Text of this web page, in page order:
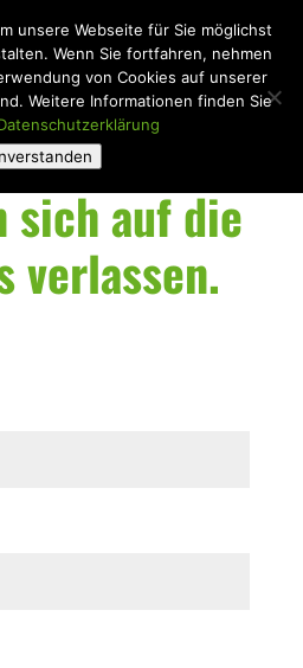
sich auf die
verlassen.
unsere Webseite für Sie möglichst
Wenn Sie fortfahren, nehmen
von Cookies auf unserer
Weitere Informationen finden Sie